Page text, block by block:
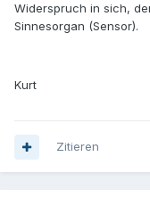
Widerspruch in sich,
Sinnesorgan (Sensor).
Kurt
Zitieren